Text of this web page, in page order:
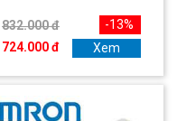
832.000 đ
724.000 đ
-13%
Xem